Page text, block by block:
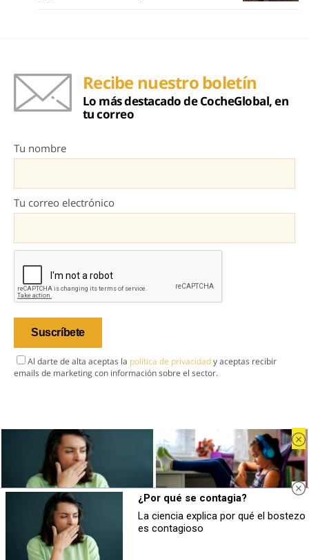
Recibe nuestro boletín
Lo más destacado de CocheGlobal, en
tu correo
Tu nombre
Tu correo electrónico
Al darte de alta aceptas la política de privacidady aceptas recibir
emails de marketing con información sobre el sector.
Inicio
Industria
Mercado
Tendencias
Eventos
¿Por qué se contagia?
La ciencia explica por qué el bostezo
es contagioso
Tu memoria y la música
Esa canción antigua que no olvidas
¿Por qué se contagia?
La ciencia explica por qué el bostezo
es contagioso